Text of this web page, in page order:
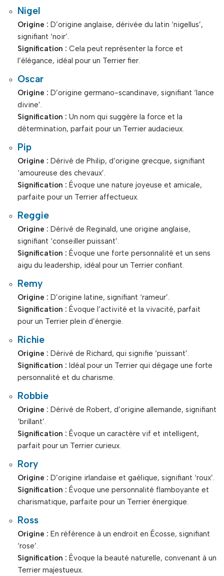
Nigel
Origine : D’origine anglaise, dérivée du latin ‘nigellus’,
signifiant ‘noir’.
Signification : Cela peut représenter la force et
l’élégance, idéal pour un Terrier fier.
Oscar
Origine : D’origine germano-scandinave, signifiant ‘lance
divine’.
Signification : Un nom qui suggère la force et la
détermination, parfait pour un Terrier audacieux.
Pip
Origine : Dérivé de Philip, d’origine grecque, signifiant
‘amoureuse des chevaux’.
Signification : Évoque une nature joyeuse et amicale,
parfaite pour un Terrier affectueux.
Reggie
Origine : Dérivé de Reginald, une origine anglaise,
signifiant ‘conseiller puissant’.
Signification : Évoque une forte personnalité et un sens
aigu du leadership, idéal pour un Terrier confiant.
Remy
Origine : D’origine latine, signifiant ‘rameur’.
Signification : Évoque l’activité et la vivacité, parfait
pour un Terrier plein d’énergie.
Richie
Origine : Dérivé de Richard, qui signifie ‘puissant’.
Signification : Idéal pour un Terrier qui dégage une forte
personnalité et du charisme.
Robbie
Origine : Dérivé de Robert, d’origine allemande, signifiant
‘brillant’.
Signification : Évoque un caractère vif et intelligent,
parfait pour un Terrier curieux.
Rory
Origine : D’origine irlandaise et gaélique, signifiant ‘roux’.
Signification : Évoque une personnalité flamboyante et
charismatique, parfaite pour un Terrier énergique.
Ross
Origine : En référence à un endroit en Écosse, signifiant
‘rose’.
Signification : Évoque la beauté naturelle, convenant à un
Terrier majestueux.